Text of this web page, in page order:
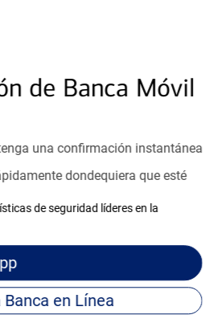
de Banca Móvil
una confirmación instantánea
dondequiera que esté
de seguridad líderes en la
Continúe para entrar en la Banca en Línea
ayudar a proporcionar las